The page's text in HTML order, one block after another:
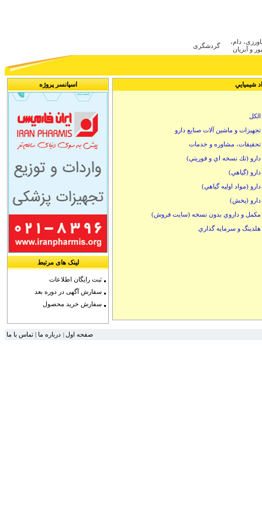
دام،
و آبزیان
گردشگری
اسپانسر پروژه
لینک های مرتبط
ثبت رایگان اطلاعات
سفارش آگهی در دوره بعد
سفارش خرید محصول
شيميايي
الكل
تجهيزات و ماشين آلات صنايع دارو
تحقيقات، مشاوره و خدمات
دارو (تك نسخه اي و فوريتي)
دارو (گياهي)
دارو (مواد اوليه گياهي)
دارو (پخش)
مكمل و داروي بدون نسخه (سايت فروش)
هلدينگ و سرمايه گذاري
صفحه اول درباره ما تماس با ما